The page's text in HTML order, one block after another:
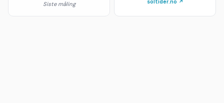
Siste måling soltider.no ↗